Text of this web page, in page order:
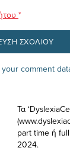
*
comment
Τα
part time ή
2024.